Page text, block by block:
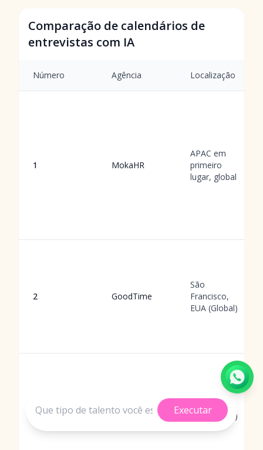
Comparação de calendários de
entrevistas com IA
Número Agência Localização
1 MokaHR
APAC em
primeiro
lugar, global
2 GoodTime
São
Francisco,
EUA (Global)
3 Greenhouse
Nova York,
EUA (Global)
Executar